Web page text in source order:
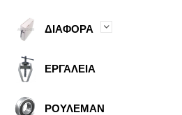
ΔΙΑΦΟΡΑ
ΕΡΓΑΛΕΙΑ
ΡΟΥΛΕΜΑΝ